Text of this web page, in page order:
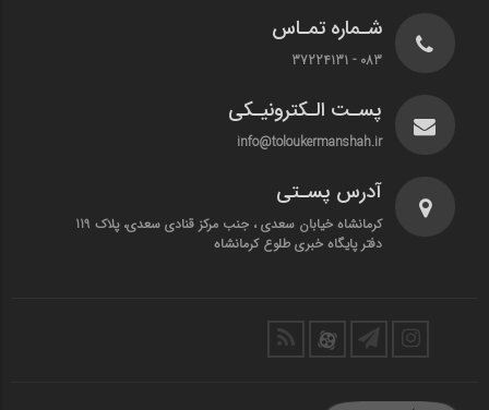
شـماره تمـاس
083 - 37224131
پسـت الـکترونیـکی
info@toloukermanshah.ir
آدرس پسـتی
کرمانشاه خیابان سعدی ، جنب مرکز قنادی سعدی، پلاک 119
دفتر پایگاه خبری طلوع کرمانشاه